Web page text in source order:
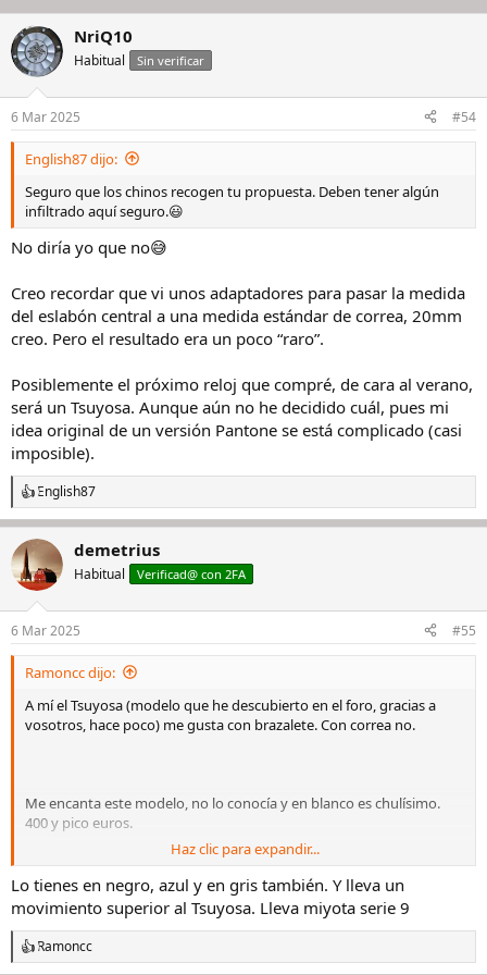
NriQ10
Habitual Sin verificar
6 Mar 2025 #54
English87 dijo:
Seguro que los chinos recogen tu propuesta. Deben tener algún
infiltrado aquí seguro.😃
No diría yo que no😅
Creo recordar que vi unos adaptadores para pasar la medida
del eslabón central a una medida estándar de correa, 20mm
creo. Pero el resultado era un poco “raro”.
Posiblemente el próximo reloj que compré, de cara al verano,
será un Tsuyosa. Aunque aún no he decidido cuál, pues mi
idea original de un versión Pantone se está complicado (casi
imposible).
R
e
c
c
i
e
s
English87
demetrius
Habitual Verificad@ con 2FA
6 Mar 2025 #55
Ramoncc dijo:
A mí el Tsuyosa (modelo que he descubierto en el foro, gracias a
vosotros, hace poco) me gusta con brazalete. Con correa no.
Me encanta este modelo, no lo conocía y en blanco es chulísimo.
400 y pico euros.
Ver el archivos adjunto 3009778
Perdón por ensuciar el hilo.
Haz clic para expandir...
Lo tienes en negro, azul y en gris también. Y lleva un
movimiento superior al Tsuyosa. Lleva miyota serie 9
R
e
Ramoncc